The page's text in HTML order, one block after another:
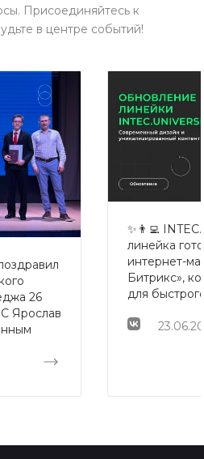
Присоединяйтесь к
в центре событий!
26
Ярослав
✨👨‍💻
линейка
интернет-
Битрикс»,
для
разных